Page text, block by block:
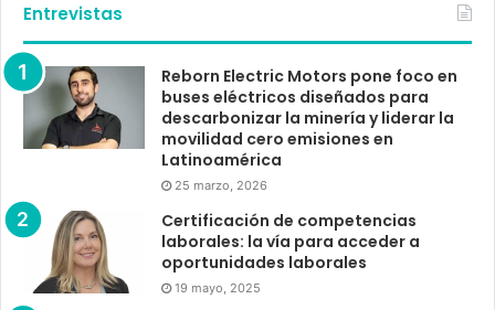
Entrevistas
Reborn Electric Motors pone foco en
buses eléctricos diseñados para
descarbonizar la minería y liderar la
movilidad cero emisiones en
Latinoamérica
25 marzo, 2026
Certificación de competencias
laborales: la vía para acceder a
oportunidades laborales
19 mayo, 2025